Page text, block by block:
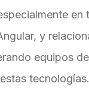
en
y
equipos
tecnologías.